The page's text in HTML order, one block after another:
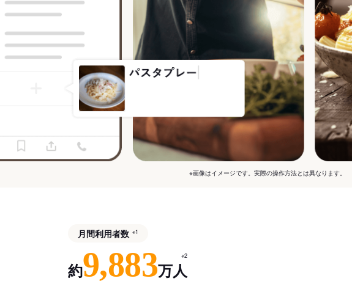
※画像はイメージです。実際の操作方法とは異なります。
月間利用者数 ※1
約9,883万人
※2